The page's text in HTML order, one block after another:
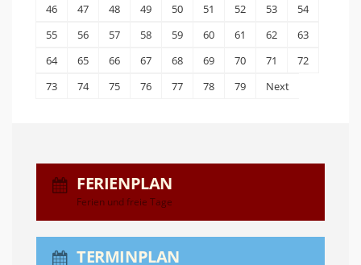
46
47 48 49 50 51 52 53
54
55
56 57 58 59 60 61 62
63
64
65 66 67 68 69 70 71
72
73
74 75 76 77 78 79 Next
FERIENPLAN
Ferien und freie Tage
TERMINPLAN